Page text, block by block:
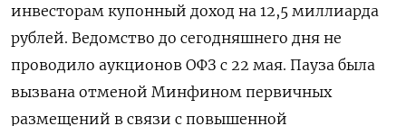
инвесторам купонный доход на 12,5 миллиарда
рублей. Ведомство до сегодняшнего дня не
проводило аукционов ОФЗ с 22 мая. Пауза была
вызвана отменой Минфином первичных
размещений в связи с повышенной